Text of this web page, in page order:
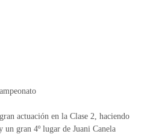
actuación en la Clase 2, haciendo
gran 4º lugar de Juani Canela